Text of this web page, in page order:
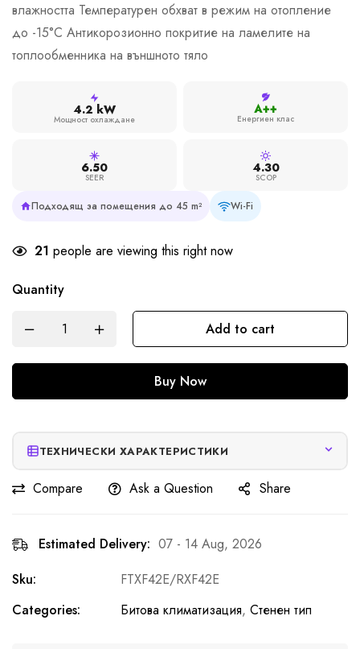
влажността Температурен обхват в режим на отопление
до -15°С Антикорозионно покритие на ламелите на
топлообменника на външното тялo
4.2 kW
Мощност охлаждане
A++
Енергиен клас
6.50
SEER
4.30
SCOP
Подходящ за помещения до 45 m² Wi-Fi
21 people are viewing this right now
Quantity
Add to cart
Buy Now
ТЕХНИЧЕСКИ ХАРАКТЕРИСТИКИ
Compare Ask a Question Share
Estimated Delivery: 07 - 14 Aug, 2026
Sku:
FTXF42E/RXF42E
Categories:
Битова климатизация, Стенен тип